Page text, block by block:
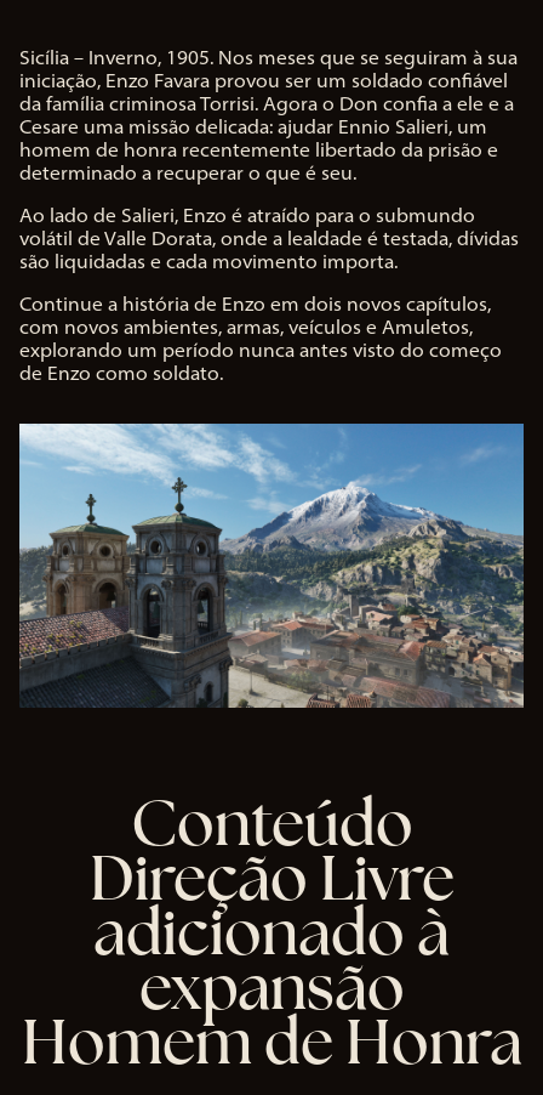
tica
de
priv
aci
e
do
You
Tub
co
m a
tra
nsf
erê
nci
a
de
dad
os
par
a os
ser
Sicília – Inverno, 1905. Nos meses que se seguiram à sua
iniciação, Enzo Favara provou ser um soldado confiável
da família criminosa Torrisi. Agora o Don confia a ele e a
Cesare uma missão delicada: ajudar Ennio Salieri, um
homem de honra recentemente libertado da prisão e
determinado a recuperar o que é seu.
Ao lado de Salieri, Enzo é atraído para o submundo
volátil de Valle Dorata, onde a lealdade é testada, dívidas
são liquidadas e cada movimento importa.
Continue a história de Enzo em dois novos capítulos,
com novos ambientes, armas, veículos e Amuletos,
explorando um período nunca antes visto do começo
de Enzo como soldato.
Conteúdo
Direção Livre
adicionado à
expansão
Homem de Honra